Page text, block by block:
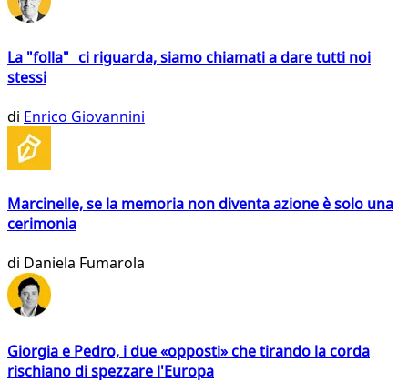
La "folla" ci riguarda, siamo chiamati a dare tutti noi
stessi
di Enrico Giovannini
Marcinelle, se la memoria non diventa azione è solo una
cerimonia
di Daniela Fumarola
Giorgia e Pedro, i due «opposti» che tirando la corda
rischiano di spezzare l'Europa